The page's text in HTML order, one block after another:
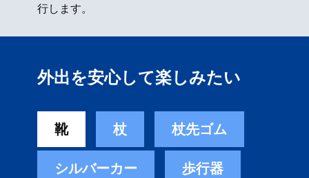
行します。
外出を安心して楽しみたい
靴 杖 杖先ゴム
シルバーカー 歩行器